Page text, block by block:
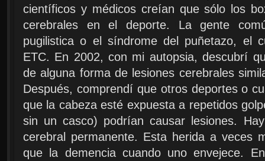
científicos y médicos creían que sólo los
cerebrales en el deporte. La gente
pugilistica o el síndrome del puñetazo, el
ETC. En 2002, con mi autopsia, descubrí
de alguna forma de lesiones cerebrales
Después, comprendí que otros deportes o
que la cabeza esté expuesta a repetidos
sin un casco) podrían causar lesiones.
cerebral permanente. Esta herida a veces
que la demencia cuando uno envejece.